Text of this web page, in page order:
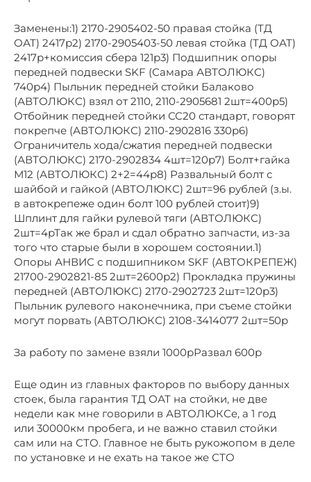
Заменены:1) 2170-2905402-50 правая стойка (ТД
ОАТ) 2417р2) 2170-2905403-50 левая стойка (ТД ОАТ)
2417р+комиссия сбера 121р3) Подшипник опоры
передней подвески SKF (Самара АВТОЛЮКС)
740р4) Пыльник передней стойки Балаково
(АВТОЛЮКС) взял от 2110, 2110-2905681 2шт=400р5)
Отбойник передней стойки СС20 стандарт, говорят
покрепче (АВТОЛЮКС) 2110-2902816 330р6)
Ограничитель хода/сжатия передней подвески
(АВТОЛЮКС) 2170-2902834 4шт=120р7) Болт+гайка
М12 (АВТОЛЮКС) 2+2=44р8) Развальный болт с
шайбой и гайкой (АВТОЛЮКС) 2шт=96 рублей (з.ы.
в автокрепеже один болт 100 рублей стоит)9)
Шплинт для гайки рулевой тяги (АВТОЛЮКС)
2шт=4рТак же брал и сдал обратно запчасти, из-за
того что старые были в хорошем состоянии.1)
Опоры АНВИС с подшипником SKF (АВТОКРЕПЕЖ)
21700-2902821-85 2шт=2600р2) Прокладка пружины
передней (АВТОЛЮКС) 2170-2902723 2шт=120р3)
Пыльник рулевого наконечника, при съеме стойки
могут порвать (АВТОЛЮКС) 2108-3414077 2шт=50р
За работу по замене взяли 1000рРазвал 600р
Еще один из главных факторов по выбору данных
стоек, была гарантия ТД ОАТ на стойки, не две
недели как мне говорили в АВТОЛЮКСе, а 1 год
или 30000км пробега, и не важно ставил стойки
сам или на СТО. Главное не быть рукожопом в деле
по установке и не ехать на такое же СТО